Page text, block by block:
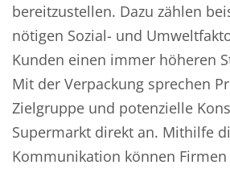
bereitzustellen. Dazu zählen
nötigen Sozial- und
Kunden einen immer höheren
Mit der Verpackung sprechen
Zielgruppe und potenzielle
Supermarkt direkt an. Mithilfe
Kommunikation können